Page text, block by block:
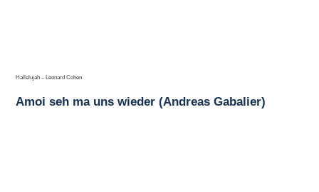
Hallelujah – Leonard Cohen
Amoi seh ma uns wieder (Andreas Gabalier)